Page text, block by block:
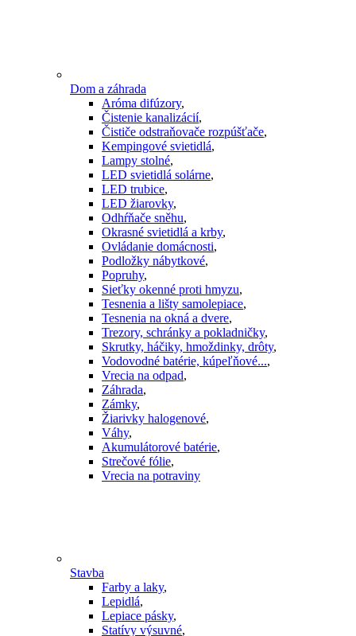
Dom a záhrada
Aróma difúzory,
Čistenie kanalizácií,
Čističe odstraňovače rozpúšťače,
Kempingové svietidlá,
Lampy stolné,
LED svietidlá solárne,
LED trubice,
LED žiarovky,
Odhŕňače sněhu,
Okrasné svietidlá a krby,
Ovládanie domácnosti,
Podložky nábytkové,
Popruhy,
Sieťky okenné proti hmyzu,
Tesnenia a lišty samolepiace,
Tesnenia na okná a dvere,
Trezory, schránky a pokladničky,
Skrutky, háčiky, hmoždinky, drôty,
Vodovodné batérie, kúpeľňové...,
Vrecia na odpad,
Záhrada,
Zámky,
Žiarivky halogenové,
Váhy,
Akumulátorové batérie,
Strečové fólie,
Vrecia na potraviny
Stavba
Farby a laky,
Lepidlá,
Lepiace pásky,
Statívy výsuvné,